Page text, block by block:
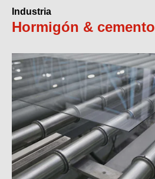
Industria
Hormigón & cemento